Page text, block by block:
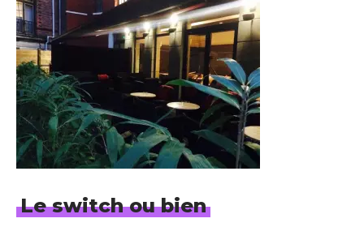
Le switch ou bien